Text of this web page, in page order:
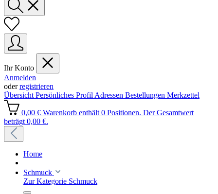
Ihr Konto
Anmelden
oderregistrieren
Übersicht Persönliches Profil Adressen Bestellungen Merkzettel
0,00 € Warenkorb enthält 0 Positionen. Der Gesamtwert
beträgt 0,00 €.
Home
Schmuck
Zur Kategorie Schmuck